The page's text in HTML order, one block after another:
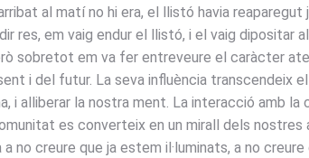
arribat al matí no hi era, el llistó havia
res, em vaig endur el llistó, i el vaig
sobretot em va fer entreveure el caràcter
i del futur. La seva influència transcendeix
i alliberar la nostra ment. La interacció amb
es converteix en un mirall dels
no creure que ja estem il·luminats, a no